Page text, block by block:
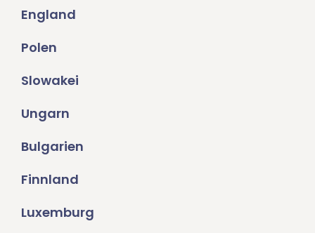
England
Polen
Slowakei
Ungarn
Bulgarien
Finnland
Luxemburg